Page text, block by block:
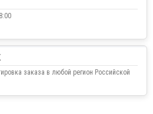
заказа в любой регион Российской